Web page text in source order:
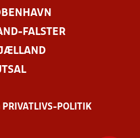
FALSTER
PRIVATLIVS-POLITIK